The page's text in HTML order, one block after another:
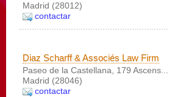
Madrid (28012)
contactar
Diaz Scharff & Associés Law Firm
Paseo de la Castellana, 179 Ascens...
Madrid (28046)
contactar